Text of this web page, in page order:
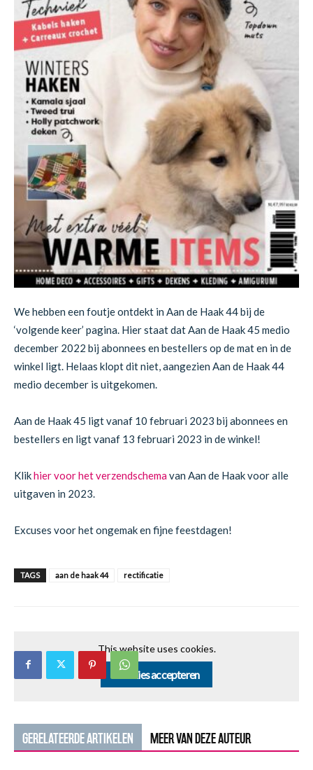
We hebben een foutje ontdekt in Aan de Haak 44 bij de
‘volgende keer’ pagina. Hier staat dat Aan de Haak 45 medio
december 2022 bij abonnees en bestellers op de mat en in de
winkel ligt. Helaas klopt dit niet, aangezien Aan de Haak 44
medio december is uitgekomen.
Aan de Haak 45 ligt vanaf 10 februari 2023 bij abonnees en
bestellers en ligt vanaf 13 februari 2023 in de winkel!
Klikhier voor het verzendschemavan Aan de Haak voor alle
uitgaven in 2023.
Excuses voor het ongemak en fijne feestdagen!
TAGS aan de haak 44 rectificatie
This website uses cookies.
Cookies accepteren
GERELATEERDE ARTIKELEN MEER VAN DEZE AUTEUR